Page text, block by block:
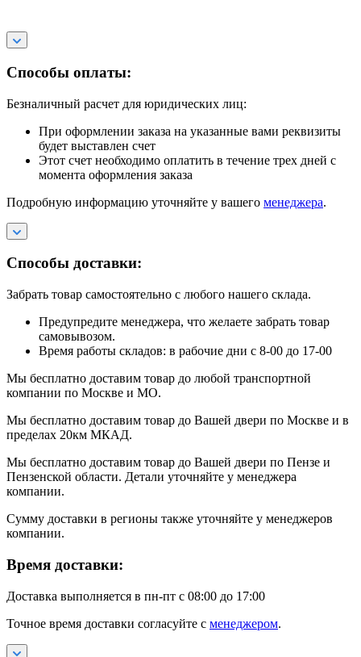
Способы оплаты:
Безналичный расчет для юридических лиц:
При оформлении заказа на указанные вами реквизиты
будет выставлен счет
Этот счет необходимо оплатить в течение трех дней с
момента оформления заказа
Подробную информацию уточняйте у вашего менеджера.
Способы доставки:
Забрать товар самостоятельно с любого нашего склада.
Предупредите менеджера, что желаете забрать товар
самовывозом.
Время работы складов: в рабочие дни с 8-00 до 17-00
Мы бесплатно доставим товар до любой транспортной
компании по Москве и МО.
Мы бесплатно доставим товар до Вашей двери по Москве и в
пределах 20км МКАД.
Мы бесплатно доставим товар до Вашей двери по Пензе и
Пензенской области. Детали уточняйте у менеджера
компании.
Сумму доставки в регионы также уточняйте у менеджеров
компании.
Время доставки:
Доставка выполняется в пн-пт с 08:00 до 17:00
Точное время доставки согласуйте с менеджером.